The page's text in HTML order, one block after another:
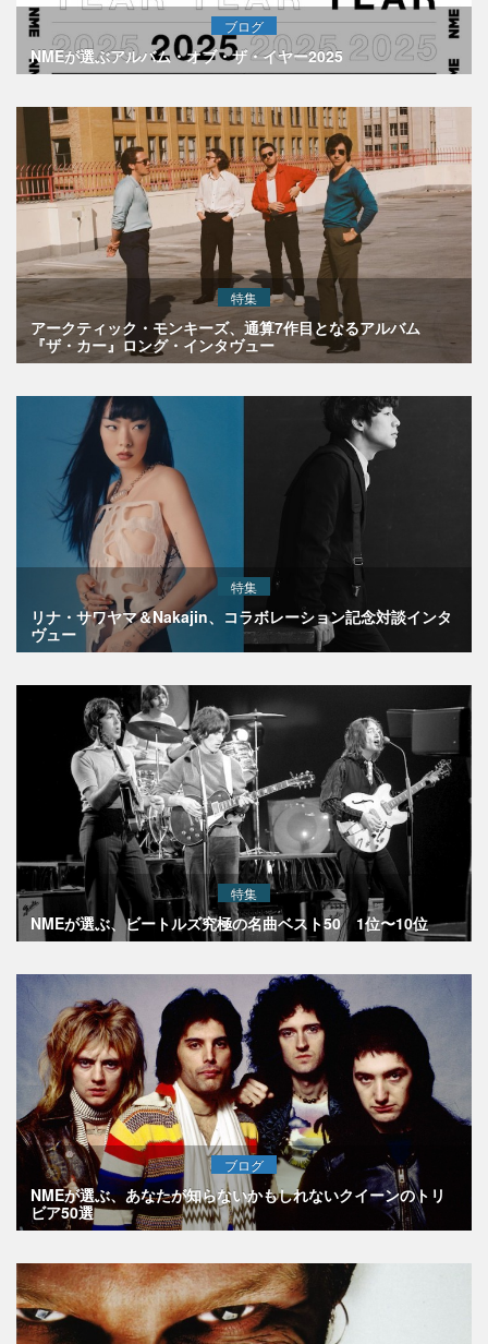
ブログ
NMEが選ぶアルバム・オブ・ザ・イヤー2025
特集
アークティック・モンキーズ、通算7作目となるアルバム
『ザ・カー』ロング・インタヴュー
特集
リナ・サワヤマ＆Nakajin、コラボレーション記念対談インタ
ヴュー
特集
NMEが選ぶ、ビートルズ究極の名曲ベスト50 1位〜10位
ブログ
NMEが選ぶ、あなたが知らないかもしれないクイーンのトリ
ビア50選